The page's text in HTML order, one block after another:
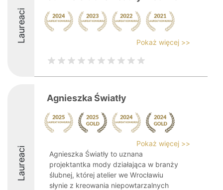
Laureaci Pokaż więcej >>
Laureaci
Agnieszka Światły
Pokaż więcej >>
Agnieszka Światły to uznana
projektantka mody działająca w branży
ślubnej, której atelier we Wrocławiu
słynie z kreowania niepowtarzalnych